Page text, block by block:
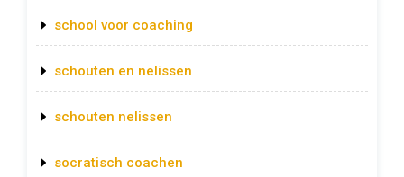
school voor coaching
schouten en nelissen
schouten nelissen
socratisch coachen